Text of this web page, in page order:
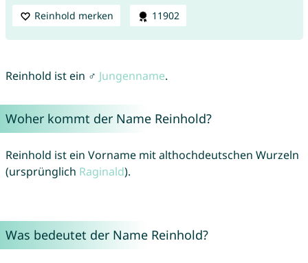
Reinhold merken 11902
Reinhold ist ein ♂ Jungenname.
Woher kommt der Name Reinhold?
Reinhold ist ein Vorname mit althochdeutschen Wurzeln
(ursprünglich Raginald).
Was bedeutet der Name Reinhold?